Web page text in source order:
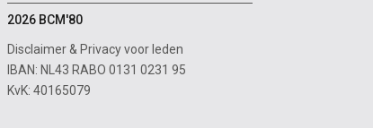
2026 BCM'80
Disclaimer& Privacy voor leden
IBAN: NL43 RABO 0131 0231 95
KvK: 40165079